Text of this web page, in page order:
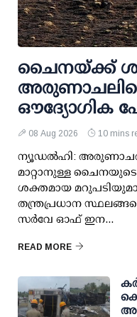
ചൈനയ്ക്ക്
ഔദ്യോഗിക
08 Aug 2026 10 mins
ന്യൂഡല്‍ഹി:
മാറ്റാനുള്ള
ശക്തമായ
തന്ത്രപ്രധാന
സര്‍വേ ഓഫ് ഇന...
READ MORE